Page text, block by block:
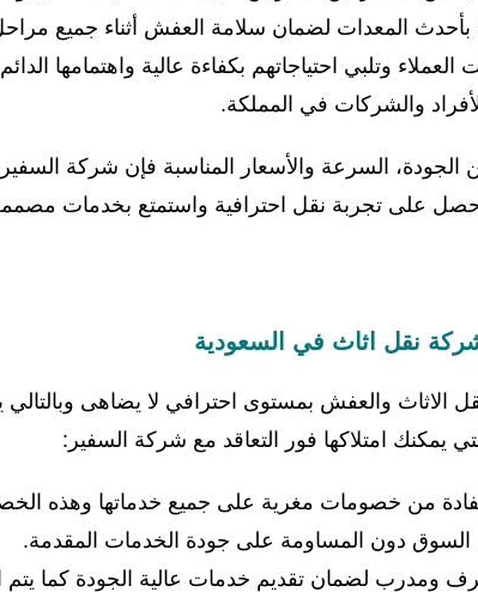
المعدات لضمان سلامة العفش أثناء جميع
وتلبي احتياجاتهم بكفاءة عالية واهتمامها
والشركات في المملكة.
السرعة والأسعار المناسبة فإن شركة
على تجربة نقل احترافية واستمتع بخدمات مصممة
نقل اثاث في السعودية
الاثاث والعفش بمستوى احترافي لا يضاهى وبالتالي
يمكنك امتلاكها فور التعاقد مع شركة السفير:
من خصومات مغرية على جميع خدماتها وهذه
السوق دون المساومة على جودة الخدمات المقدمة.
لضمان تقديم خدمات عالية الجودة كما يتم